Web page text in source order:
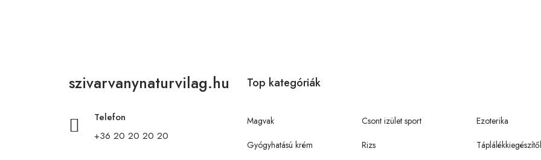
szivarvanynaturvilag.hu
Telefon
+36 20 20 20 20
Top kategóriák
Magvak
Gyógyhatású krém
Csont izület sport
Rizs
Ezoterika